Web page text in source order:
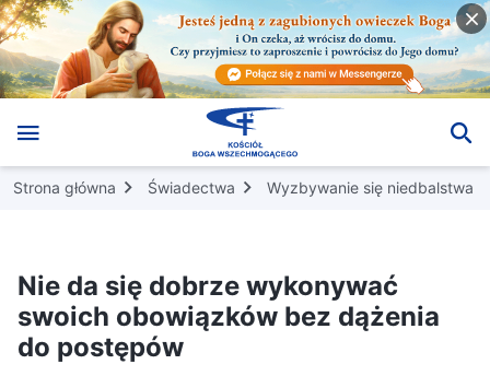
Strona główna Świadectwa Wyzbywanie się niedbalstwa
Nie da się dobrze wykonywać
swoich obowiązków bez dążenia
do postępów